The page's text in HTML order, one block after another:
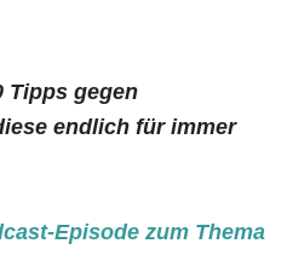
Tipps gegen
endlich für immer
Episode zum Thema